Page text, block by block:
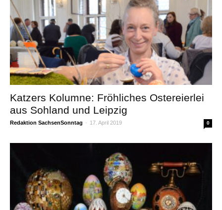
Katzers Kolumne: Fröhliches Ostereierlei
aus Sohland und Leipzig
Redaktion SachsenSonntag - 17. April 2019 0